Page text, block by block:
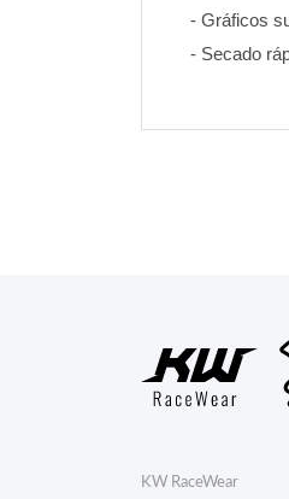
- Gráficos
- Secado
KW RaceWear